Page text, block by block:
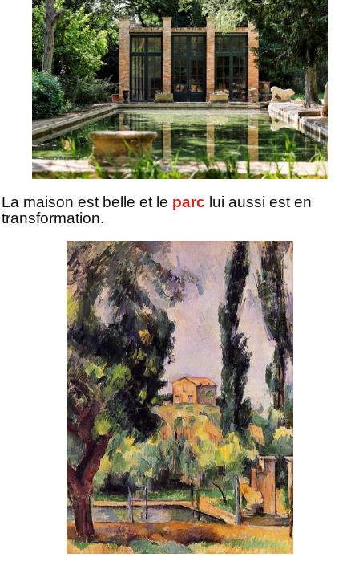
La maison est belle et le parc lui aussi est en
transformation.